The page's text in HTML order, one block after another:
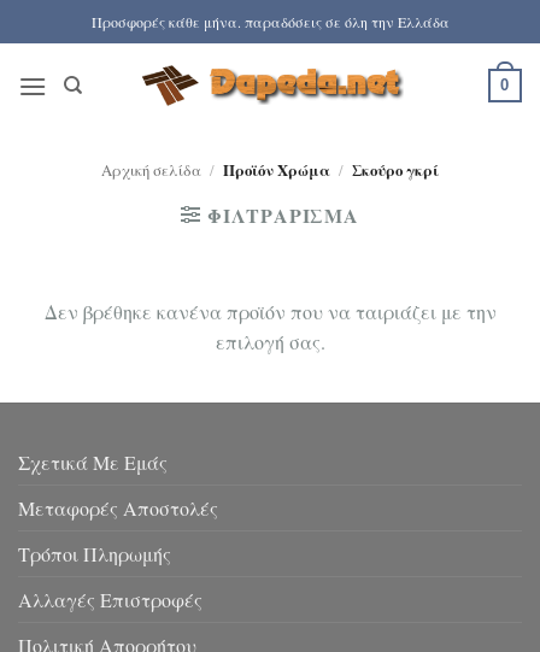
στο
περιεχόμενο
Προσφορές κάθε μήνα. παραδόσεις σε όλη την Ελλάδα
0
Αρχική σελίδα / Προϊόν Χρώμα / Σκούρο γκρί
ΦΙΛΤΡΆΡΙΣΜΑ
Δεν βρέθηκε κανένα προϊόν που να ταιριάζει με την
επιλογή σας.
Σχετικά Με Εμάς
Μεταφορές Αποστολές
Τρόποι Πληρωμής
Αλλαγές Επιστροφές
Πολιτική Απορρήτου